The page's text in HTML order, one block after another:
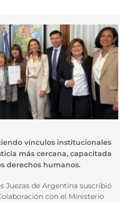
vínculos institucionales
más cercana, capacitada
derechos humanos.
Juezas de Argentina suscribió
con el Ministerio